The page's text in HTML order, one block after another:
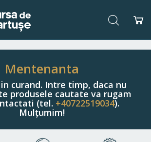
Căutare
Mentenanta
curand. Intre timp, daca nu
produsele cautate va rugam
(tel. +40722519034).
Mulțumim!